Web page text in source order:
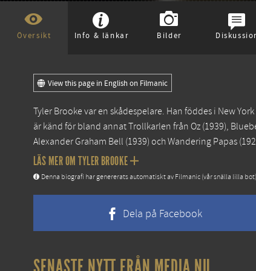
Översikt Info & länkar Bilder
View this page in English on Filmanic
Tyler Brooke var en skådespelare. Han föddes i New
är känd för bland annatTrollkarlen från Oz (1939),
Alexander Graham Bell (1939) ochWandering Papas
LÄS MER OM TYLER BROOKE
Denna biografi har genererats automatiskt av Filmanic (vår snälla lilla
Dela på Facebook